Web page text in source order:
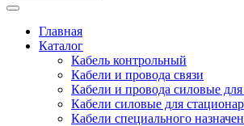
Главная
Каталог
Кабель контрольный
Кабели и провода связи
Кабели и провода силовые
Кабели силовые для
Кабели специального